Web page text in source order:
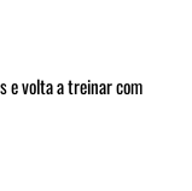
e volta a treinar com